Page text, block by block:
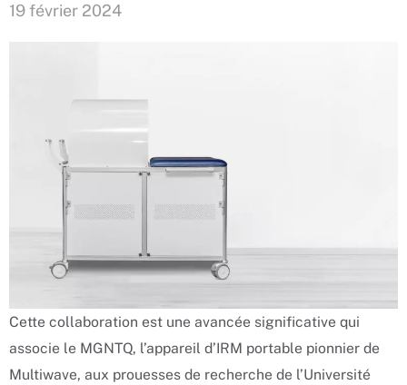
19 février 2024
Cette collaboration est une avancée significative qui
associe le MGNTQ, l’appareil d’IRM portable pionnier de
Multiwave, aux prouesses de recherche de l’Université